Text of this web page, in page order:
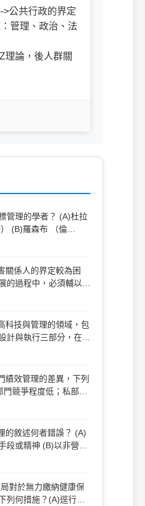
>公共行政的界定
管理、政治、法
理論，後人群關
的學者？ (A)杜拉
倫
A.
關係人的界定較為困
的過程中，必須輔以何
略的思考？ (A)系
科技與管理的領域，包
計與執行三部分，在管
訊系統
(D)設計自動化(RA)
績效管理的差異，下列
不具交易制度；私部
公部門具政治責任；
敘述何者錯誤？ (A)
段或精神 (B)以非營利
對於無力繳納健康保
列何措施？(A)逕行解